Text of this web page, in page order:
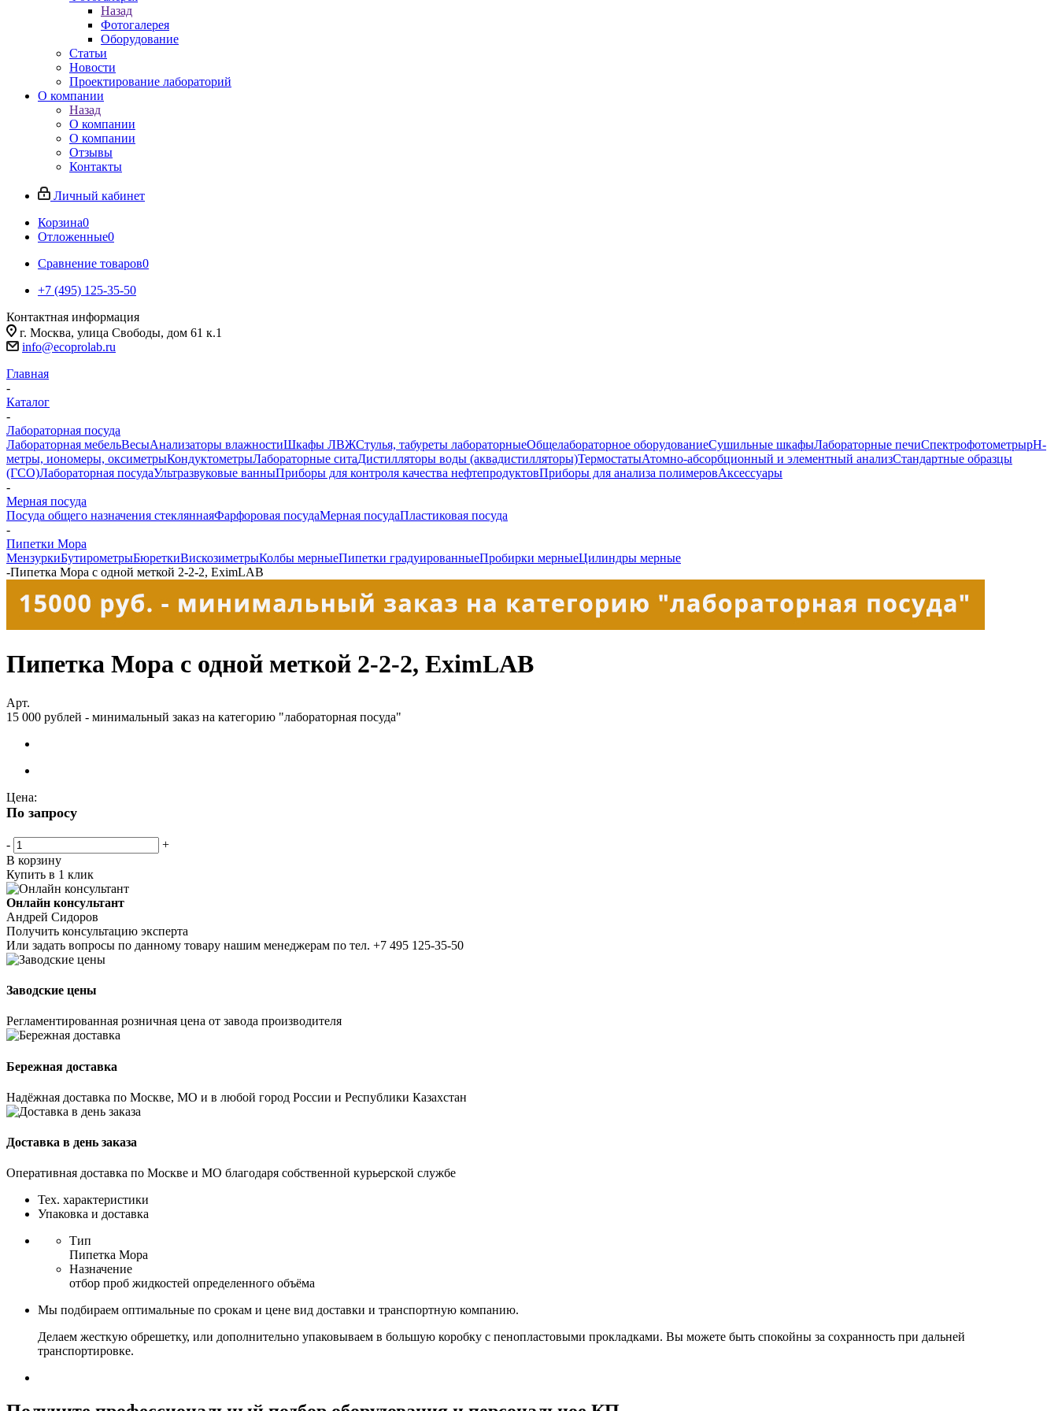
Назад
Фотогалерея
Оборудование
Статьи
Новости
Проектирование лабораторий
О компании
Назад
О компании
О компании
Отзывы
Контакты
Личный кабинет
Корзина0
Отложенные0
Сравнение товаров0
+7 (495) 125-35-50
Контактная информация
г. Москва, улица Свободы, дом 61 к.1
info@ecoprolab.ru
Главная
-
Каталог
-
Лабораторная посуда
Лабораторная мебельВесыАнализаторы влажностиШкафы ЛВЖСтулья, табуреты лабораторныеОбщелабораторное оборудованиеСушильные шкафыЛабораторные печиСпектрофотометрыpH-
метры, иономеры, оксиметрыКондуктометрыЛабораторные ситаДистилляторы воды (аквадистилляторы)ТермостатыАтомно-абсорбционный и элементный анализСтандартные образцы
(ГСО)Лабораторная посудаУльтразвуковые ванныПриборы для контроля качества нефтепродуктовПриборы для анализа полимеровАксессуары
-
Мерная посуда
Посуда общего назначения стекляннаяФарфоровая посудаМерная посудаПластиковая посуда
-
Пипетки Мора
МензуркиБутирометрыБюреткиВискозиметрыКолбы мерныеПипетки градуированныеПробирки мерныеЦилиндры мерные
-Пипетка Мора с одной меткой 2-2-2, EximLAB
Пипетка Мора с одной меткой 2-2-2, EximLAB
Арт.
15 000 рублей - минимальный заказ на категорию "лабораторная посуда"
Цена:
По запросу
-
+
В корзину
Купить в 1 клик
Онлайн консультант
Андрей Сидоров
Получить консультацию эксперта
Или задать вопросы по данному товару нашим менеджерам по тел. +7 495 125-35-50
Заводские цены
Регламентированная розничная цена от завода производителя
Бережная доставка
Надёжная доставка по Москве, МО и в любой город России и Республики Казахстан
Доставка в день заказа
Оперативная доставка по Москве и МО благодаря собственной курьерской службе
Тех. характеристики
Упаковка и доставка
Тип
Пипетка Мора
Назначение
отбор проб жидкостей определенного объёма
Мы подбираем оптимальные по срокам и цене вид доставки и транспортную компанию.
Делаем жесткую обрешетку, или дополнительно упаковываем в большую коробку с пенопластовыми прокладками. Вы можете быть спокойны за сохранность при дальней
транспортировке.